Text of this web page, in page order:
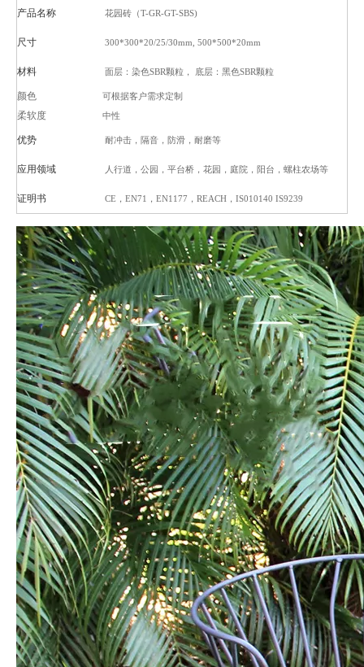
产品名称 花园砖（T-GR-GT-SBS)
尺寸 300*300*20/25/30mm, 500*500*20mm
材料 面层：染色SBR颗粒， 底层：黑色SBR颗粒
颜色 可根据客户需求定制
柔软度 中性
优势 耐冲击，隔音，防滑，耐磨等
应用领域 人行道，公园，平台桥，花园，庭院，阳台，螺柱农场等
证明书 CE，EN71，EN1177，REACH，IS010140 IS9239